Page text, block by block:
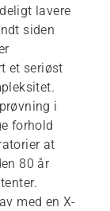
lavere
siden
et seriøst
i
forhold
at
80 år
med en X-